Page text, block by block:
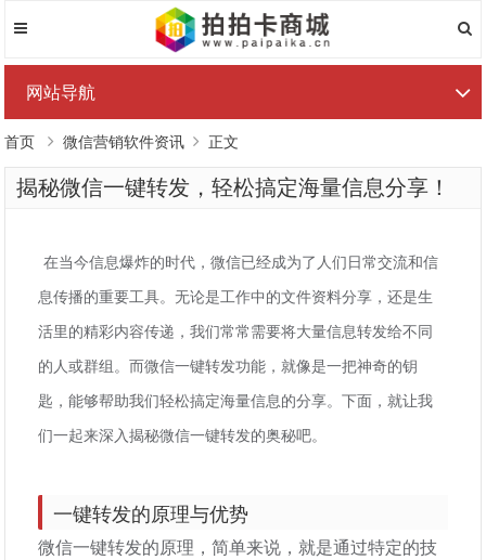
网站导航
首页 微信营销软件资讯 正文
揭秘微信一键转发，轻松搞定海量信息分享！
在当今信息爆炸的时代，微信已经成为了人们日常交流和信
息传播的重要工具。无论是工作中的文件资料分享，还是生
活里的精彩内容传递，我们常常需要将大量信息转发给不同
的人或群组。而微信一键转发功能，就像是一把神奇的钥
匙，能够帮助我们轻松搞定海量信息的分享。下面，就让我
们一起来深入揭秘微信一键转发的奥秘吧。
一键转发的原理与优势
微信一键转发的原理，简单来说，就是通过特定的技